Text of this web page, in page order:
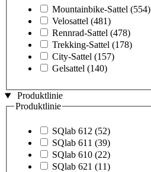
Mountainbike-Sattel (554)
Velosattel (481)
Rennrad-Sattel (478)
Trekking-Sattel (178)
City-Sattel (157)
Gelsattel (140)
Produktlinie
Produktlinie
SQlab 612 (52)
SQlab 611 (39)
SQlab 610 (22)
SQlab 621 (11)